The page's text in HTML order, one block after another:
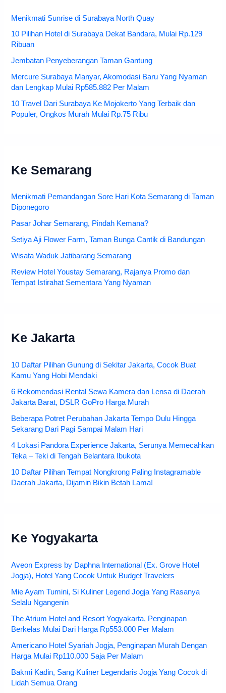
Menikmati Sunrise di Surabaya North Quay
10 Pilihan Hotel di Surabaya Dekat Bandara, Mulai Rp.129
Ribuan
Jembatan Penyeberangan Taman Gantung
Mercure Surabaya Manyar, Akomodasi Baru Yang Nyaman
dan Lengkap Mulai Rp585.882 Per Malam
10 Travel Dari Surabaya Ke Mojokerto Yang Terbaik dan
Populer, Ongkos Murah Mulai Rp.75 Ribu
Ke Semarang
Menikmati Pemandangan Sore Hari Kota Semarang di Taman
Diponegoro
Pasar Johar Semarang, Pindah Kemana?
Setiya Aji Flower Farm, Taman Bunga Cantik di Bandungan
Wisata Waduk Jatibarang Semarang
Review Hotel Youstay Semarang, Rajanya Promo dan
Tempat Istirahat Sementara Yang Nyaman
Ke Jakarta
10 Daftar Pilihan Gunung di Sekitar Jakarta, Cocok Buat
Kamu Yang Hobi Mendaki
6 Rekomendasi Rental Sewa Kamera dan Lensa di Daerah
Jakarta Barat, DSLR GoPro Harga Murah
Beberapa Potret Perubahan Jakarta Tempo Dulu Hingga
Sekarang Dari Pagi Sampai Malam Hari
4 Lokasi Pandora Experience Jakarta, Serunya Memecahkan
Teka – Teki di Tengah Belantara Ibukota
10 Daftar Pilihan Tempat Nongkrong Paling Instagramable
Daerah Jakarta, Dijamin Bikin Betah Lama!
Ke Yogyakarta
Aveon Express by Daphna International (Ex. Grove Hotel
Jogja), Hotel Yang Cocok Untuk Budget Travelers
Mie Ayam Tumini, Si Kuliner Legend Jogja Yang Rasanya
Selalu Ngangenin
The Atrium Hotel and Resort Yogyakarta, Penginapan
Berkelas Mulai Dari Harga Rp553.000 Per Malam
Americano Hotel Syariah Jogja, Penginapan Murah Dengan
Harga Mulai Rp110.000 Saja Per Malam
Bakmi Kadin, Sang Kuliner Legendaris Jogja Yang Cocok di
Lidah Semua Orang